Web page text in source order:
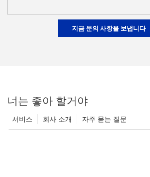
지금 문의 사항을 보냅니다
너는 좋아 할거야
자주 묻는 질문
회사 소개
서비스